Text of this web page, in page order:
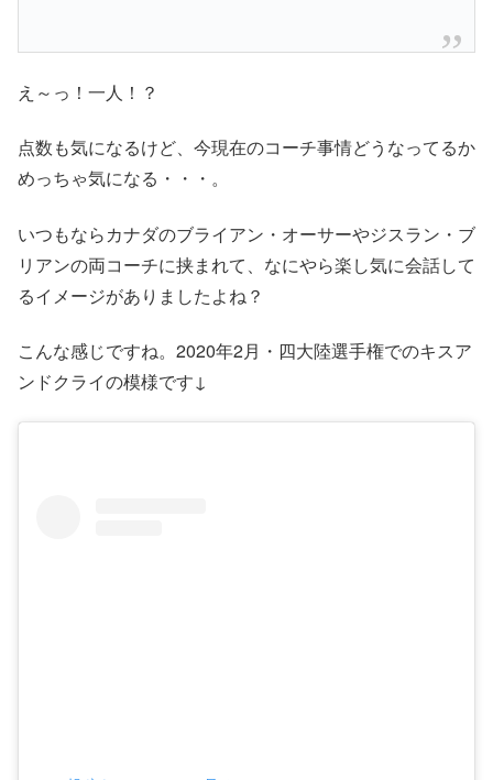
え～っ！一人！？
点数も気になるけど、今現在のコーチ事情どうなってるか
めっちゃ気になる・・・。
いつもならカナダのブライアン・オーサーやジスラン・ブ
リアンの両コーチに挟まれて、なにやら楽し気に会話して
るイメージがありましたよね？
こんな感じですね。2020年2月・四大陸選手権でのキスア
ンドクライの模様です↓